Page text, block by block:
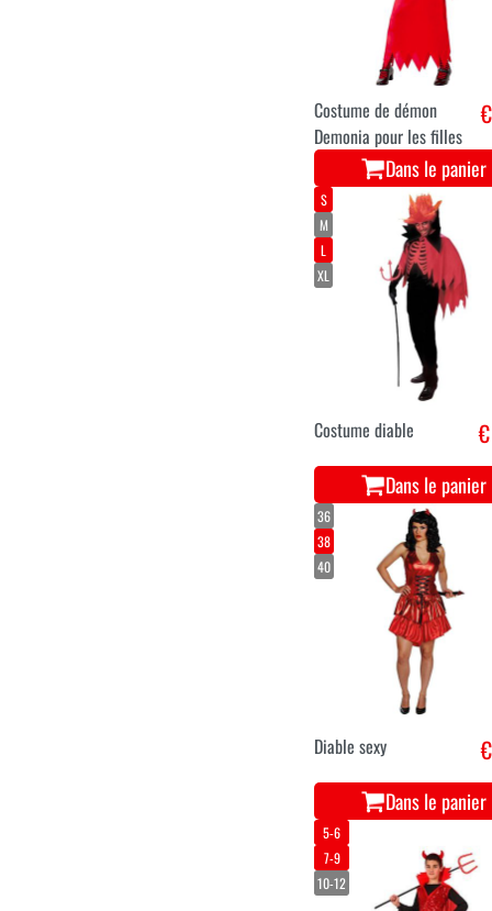
Costume de démon
Demonia pour les filles
Dans le panier
S
M
L
XL
Costume diable
Dans le panier
36
38
40
Diable sexy
Dans le panier
5-6
7-9
10-12